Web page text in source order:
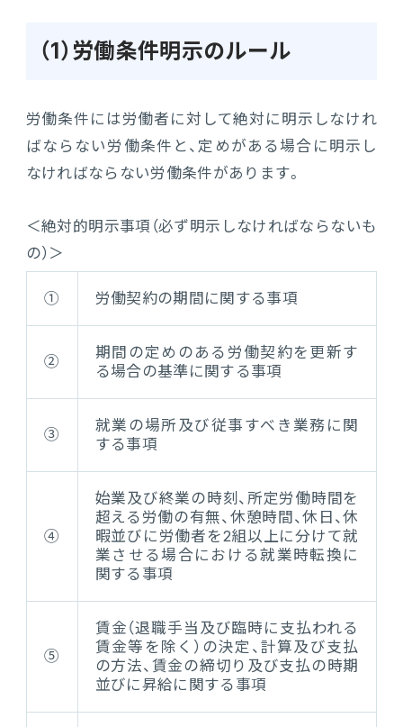
Fit to Standard
連携ソリューション
サポートサービス
（1）労働条件明示のルール
労働条件には労働者に対して絶対に明示しなけれ
ばならない労働条件と、定めがある場合に明示し
なければならない労働条件があります。
＜絶対的明示事項（必ず明示しなければならないも
の）＞
① 労働契約の期間に関する事項
②
期間の定めのある労働契約を更新す
る場合の基準に関する事項
③
就業の場所及び従事すべき業務に関
する事項
④
始業及び終業の時刻、所定労働時間を
超える労働の有無、休憩時間、休日、休
暇並びに労働者を2組以上に分けて就
業させる場合における就業時転換に
関する事項
⑤
賃金（退職手当及び臨時に支払われる
賃金等を除く）の決定、計算及び支払
の方法、賃金の締切り及び支払の時期
並びに昇給に関する事項